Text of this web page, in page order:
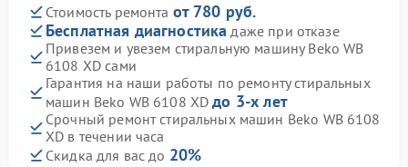
Стоимость ремонта от 780 руб.
Бесплатная диагностика даже при отказе
Привезем и увезем стиральную машину Beko WB
6108 XD сами
Гарантия на наши работы по ремонту стиральных
машин Beko WB 6108 XDдо 3-х лет
Срочный ремонт стиральных машин Beko WB 6108
XD в течении часа
Скидка для вас до 20%